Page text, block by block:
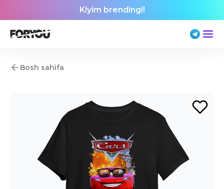
Kiyim brendingi!
Bosh sahifa